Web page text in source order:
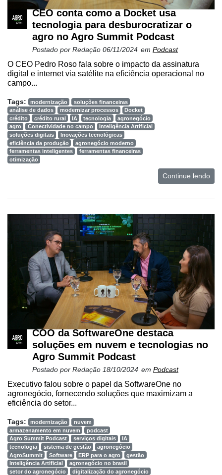
CEO conta como a Docket usa
tecnologia para desburocratizar o
agro no Agro Summit Podcast
Postado por Redação 06/11/2024 em Podcast
O CEO Pedro Roso fala sobre o impacto da assinatura
digital e internet via satélite na eficiência operacional no
campo...
Tags: modernização
soluções financeiras
análise de dados
modernizar processos
Docket
crédito
crédito rural IA tecnologia
agronegócio
agro
Conectividade no campo
Inteligência Artificial
soluções digitais
Inovações tecnológicas
eficiência da produção
agronegócio moderno
ferramentas inteligentes
ferramentas financeiras
otimização
Continue lendo
COO da SoftwareOne destaca
soluções em nuvem e tecnologias no
Agro Summit Podcast
Postado por Redação 18/10/2024 em Podcast
Executivo falou sobre o papel da SoftwareOne no
agronegócio, fornecendo soluções que maximizam a
eficiência do setor...
Tags: modernização
nuvem
armazenamento em nuvem
podcast
Agro Summit Podcast
serviços digitais
IA
tecnologia
sistema de gestão
agronegócio
AgroSummit
Software ERP para o agro
gestão
Inteligência Artificial
agronegócio no brasil
setor do agronegócio
digitalização do agronegócio